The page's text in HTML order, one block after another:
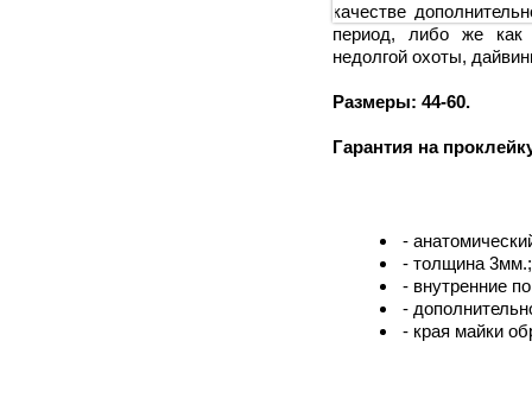
качестве
период, либо же как
недолгой охоты,
Размеры: 44-60.
Гарантия на
-
- толщина 3мм.;
- внутренние
-
- края майки